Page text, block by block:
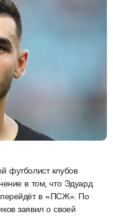
в том, что Эдуард
перейдёт в «ПСЖ». По
заявил о своей